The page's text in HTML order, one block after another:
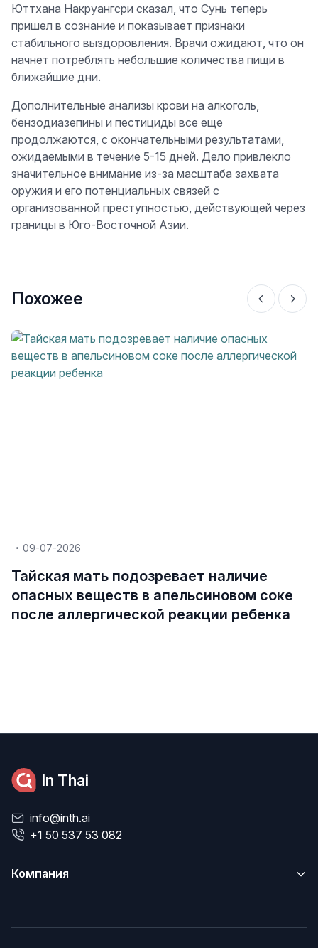
Юттхана Накруангсри сказал, что Сунь теперь
пришел в сознание и показывает признаки
стабильного выздоровления. Врачи ожидают, что он
начнет потреблять небольшие количества пищи в
ближайшие дни.
Дополнительные анализы крови на алкоголь,
бензодиазепины и пестициды все еще
продолжаются, с окончательными результатами,
ожидаемыми в течение 5-15 дней. Дело привлекло
значительное внимание из-за масштаба захвата
оружия и его потенциальных связей с
организованной преступностью, действующей через
границы в Юго-Восточной Азии.
Похожее
09-07-2026
Тайская мать подозревает наличие
опасных веществ в апельсиновом соке
после аллергической реакции ребенка
In Thai
info@inth.ai
+1 50 537 53 082
Компания